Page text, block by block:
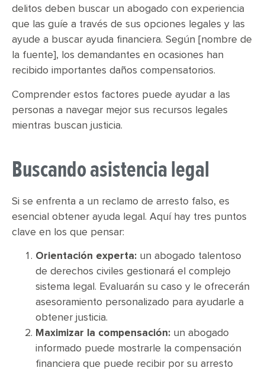
delitos deben buscar un abogado con experiencia
que las guíe a través de sus opciones legales y las
ayude a buscar ayuda financiera. Según [nombre de
la fuente], los demandantes en ocasiones han
recibido importantes daños compensatorios.
Comprender estos factores puede ayudar a las
personas a navegar mejor sus recursos legales
mientras buscan justicia.
Buscando asistencia legal
Si se enfrenta a un reclamo de arresto falso, es
esencial obtener ayuda legal. Aquí hay tres puntos
clave en los que pensar:
Orientación experta: un abogado talentoso
de derechos civiles gestionará el complejo
sistema legal. Evaluarán su caso y le ofrecerán
asesoramiento personalizado para ayudarle a
obtener justicia.
Maximizar la compensación: un abogado
informado puede mostrarle la compensación
financiera que puede recibir por su arresto